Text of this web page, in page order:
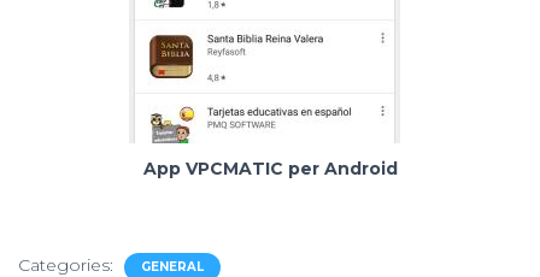
App VPCMATIC per Android
Categories: GENERAL